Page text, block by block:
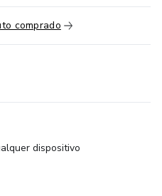
suas possibilidades,
as extensões dos
escala menor harmônica.
IIm7(b5) - V7 - Im até
blues e além.
essenciais para criar
comprado
dispositivo